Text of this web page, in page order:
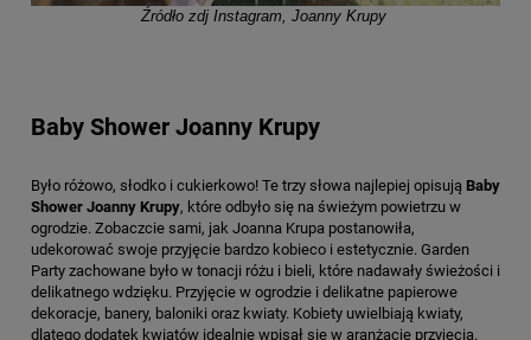
Źródło zdj Instagram, Joanny Krupy
Baby Shower Joanny Krupy
Było różowo, słodko i cukierkowo! Te trzy słowa najlepiej opisują Baby
Shower Joanny Krupy, które odbyło się na świeżym powietrzu w
ogrodzie. Zobaczcie sami, jak Joanna Krupa postanowiła,
udekorować swoje przyjęcie bardzo kobieco i estetycznie. Garden
Party zachowane było w tonacji różu i bieli, które nadawały świeżości i
delikatnego wdzięku. Przyjęcie w ogrodzie i delikatne papierowe
dekoracje, banery, baloniki oraz kwiaty. Kobiety uwielbiają kwiaty,
dlatego dodatek kwiatów idealnie wpisał się w aranżację przyjęcia.